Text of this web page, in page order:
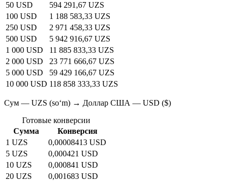
50 USD
594 291,67 UZS
100 USD
1 188 583,33 UZS
250 USD
2 971 458,33 UZS
500 USD
5 942 916,67 UZS
1 000 USD
11 885 833,33 UZS
2 000 USD
23 771 666,67 UZS
5 000 USD
59 429 166,67 UZS
10 000 USD 118 858 333,33 UZS
Сум — UZS (soʻm) → Доллар США — USD ($)
Готовые конверсии
Сумма
Конверсия
1 UZS
0,00008413 USD
5 UZS
0,000421 USD
10 UZS
0,000841 USD
20 UZS
0,001683 USD